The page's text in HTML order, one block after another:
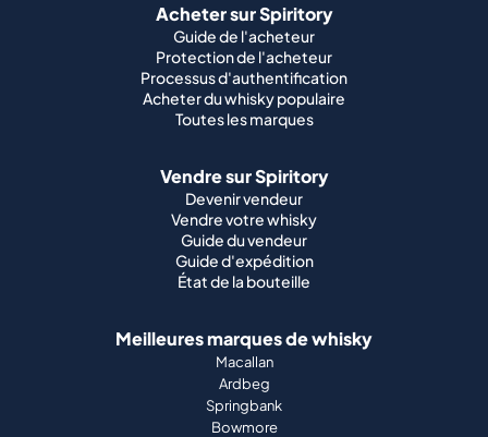
Acheter sur Spiritory
Guide de l'acheteur
Protection de l'acheteur
Processus d'authentification
Acheter du whisky populaire
Toutes les marques
Vendre sur Spiritory
Devenir vendeur
Vendre votre whisky
Guide du vendeur
Guide d'expédition
État de la bouteille
Meilleures marques de whisky
Macallan
Ardbeg
Springbank
Bowmore